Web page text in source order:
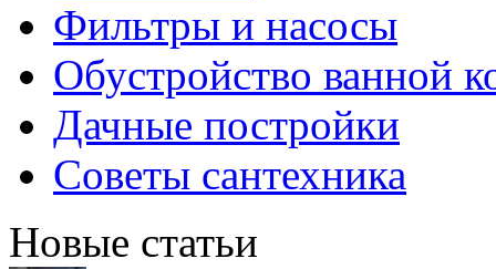
Фильтры и насосы
Обустройство ванной
Дачные постройки
Советы сантехника
Новые статьи